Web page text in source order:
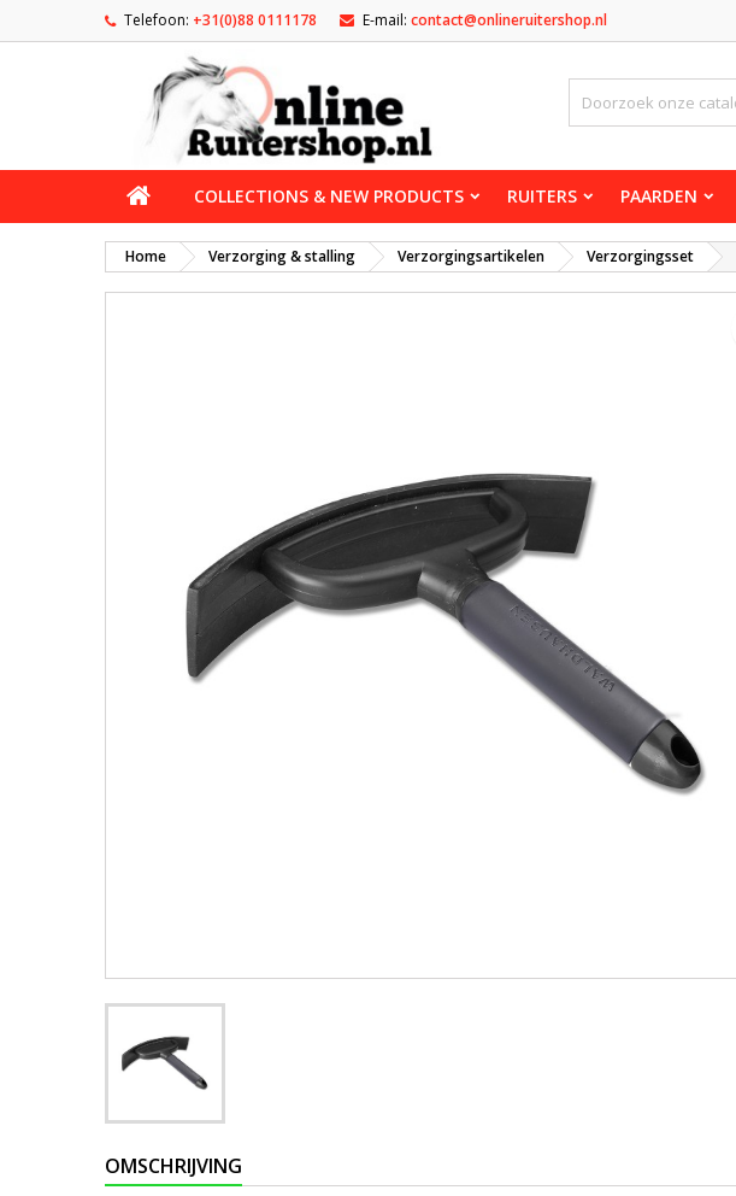
Telefoon: +31(0)88 0111178 E-mail: contact@onlineruitershop.nl
COLLECTIONS & NEW PRODUCTS RUITERS PAARDEN
Home Verzorging & stalling Verzorgingsartikelen Verzorgingsset
OMSCHRIJVING